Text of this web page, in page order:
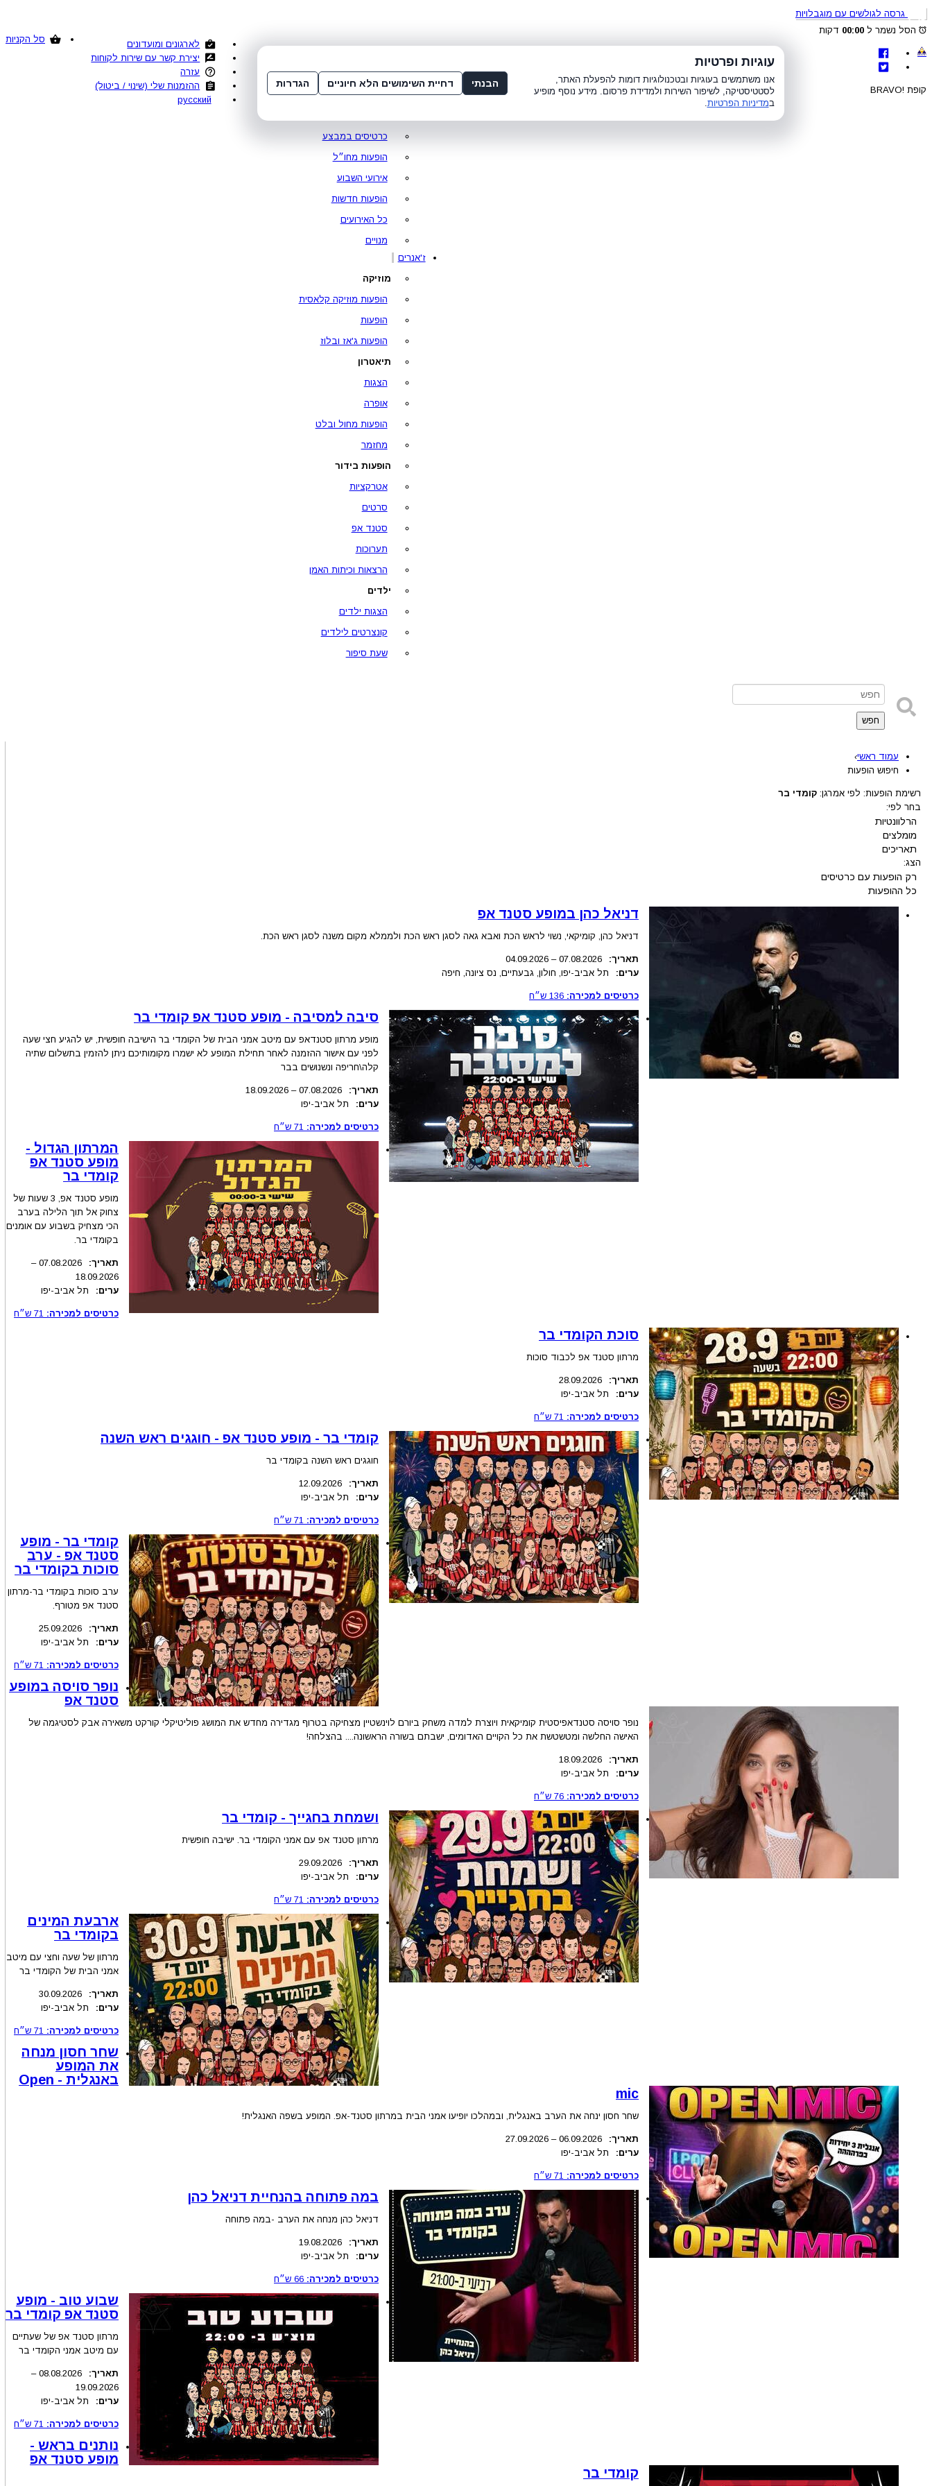
גרסה לגולשים עם מוגבלויות
סל הקניות
הסל נשמר ל 00:00 דקות
קופת !BRAVO
עמוד ראשי
סופר פרייס
כרטיסים במבצע
הופעות מחו״ל
אירועי השבוע
הופעות חדשות
כל האירועים
מנויים
ז'אנרים
מוזיקה
הופעות מוזיקה קלאסית
הופעות
הופעות ג'אז ובלוז
תיאטרון
הצגות
אופרה
הופעות מחול ובלט
מחזמר
הופעות בידור
אטרקציות
סרטים
סטנד אפ
תערוכות
הרצאות וכיתות האמן
ילדים
הצגות ילדים
קונצרטים לילדים
שעת סיפור
לארגונים ומועדונים
יצירת קשר עם שירות לקוחות
עזרה
ההזמנות שלי (שינוי / ביטול)
русский
חפש
עמוד ראשי›
חיפוש הופעות
רשימת הופעות: לפי אמרגן: קומדי בר
בחר לפי:
הרלוונטיות
מומלצים
תאריכים
הצג:
רק הופעות עם כרטיסים
כל ההופעות
דניאל כהן במופע סטנד אפ
דניאל כהן, קומיקאי, נשוי לראש הכת ואבא גאה לסגן ראש הכת ולממלא מקום משנה לסגן ראש הכת.
תאריך: 07.08.2026
–
04.09.2026
ערים:
תל אביב-יפו, חולון, גבעתיים, נס ציונה, חיפה
כרטיסים למכירה: 136 ש״ח
סיבה למסיבה - מופע סטנד אפ קומדי בר
מופע מרתון סטנדאפ עם מיטב אמני הבית של הקומדי בר הישיבה חופשית, יש להגיע חצי שעה
לפני עם אישור ההזמנה לאחר תחילת המופע לא ישמרו מקומותיכם ניתן להזמין בתשלום שתיה
קלה\חריפה ונשנושים בבר
תאריך: 07.08.2026
–
18.09.2026
ערים:
תל אביב-יפו
כרטיסים למכירה: 71 ש״ח
המרתון הגדול -
מופע סטנד אפ
קומדי בר
מופע סטנד אפ, 3 שעות של
צחוק אל תוך הלילה בערב
הכי מצחיק בשבוע עם אומנים
בקומדי בר.
תאריך: 07.08.2026
–
18.09.2026
ערים:
תל אביב-יפו
כרטיסים למכירה: 71 ש״ח
סוכת הקומדי בר
מרתון סטנד אפ לכבוד סוכות
תאריך:
28.09.2026
ערים:
תל אביב-יפו
כרטיסים למכירה: 71 ש״ח
קומדי בר - מופע סטנד אפ - חוגגים ראש השנה
חוגגים ראש השנה בקומדי בר
תאריך:
12.09.2026
ערים:
תל אביב-יפו
כרטיסים למכירה: 71 ש״ח
קומדי בר - מופע
סטנד אפ - ערב
סוכות בקומדי בר
ערב סוכות בקומדי בר-מרתון
סטנד אפ מטורף.
תאריך:
25.09.2026
ערים:
תל אביב-יפו
כרטיסים למכירה: 71 ש״ח
נופר סויסה במופע
סטנד אפ
נופר סויסה סטנדאפיסטית קומיקאית ויוצרת למדה משחק ביורם לוינשטיין מצחיקה בטרוף מגדירה מחדש את המושג פוליטיקלי קורקט משאירה אבק לסטיגמה של
האישה החלשה ומטשטשת את כל הקויים האדומים, ישבתם בשורה הראשונה.... בהצלחה!
תאריך:
18.09.2026
ערים:
תל אביב-יפו
כרטיסים למכירה: 76 ש״ח
ושמחת בחגייך - קומדי בר
מרתון סטנד אפ עם אמני הקומדי בר. ישיבה חופשית
תאריך:
29.09.2026
ערים:
תל אביב-יפו
כרטיסים למכירה: 71 ש״ח
ארבעת המינים
בקומדי בר
מרתון של שעה וחצי עם מיטב
אמני הבית של הקומדי בר
תאריך:
30.09.2026
ערים:
תל אביב-יפו
כרטיסים למכירה: 71 ש״ח
שחר חסון מנחה
את המופע
באנגלית - Open
mic
שחר חסון ינחה את הערב באנגלית, ובמהלכו יופיעו אמני הבית במרתון סטנד-אפ. המופע בשפה האנגלית!
תאריך: 06.09.2026
–
27.09.2026
ערים:
תל אביב-יפו
כרטיסים למכירה: 71 ש״ח
במה פתוחה בהנחיית דניאל כהן
דניאל כהן מנחה את הערב -במה פתוחה
תאריך:
19.08.2026
ערים:
תל אביב-יפו
כרטיסים למכירה: 66 ש״ח
שבוע טוב - מופע
סטנד אפ קומדי בר
מרתון סטנד אפ של שעתיים
עם מיטב אמני הקומדי בר
תאריך: 08.08.2026
–
19.09.2026
ערים:
תל אביב-יפו
כרטיסים למכירה: 71 ש״ח
נותנים בראש -
מופע סטנד אפ
קומדי בר
עוגיות ופרטיות
אנו משתמשים בעוגיות ובטכנולוגיות דומות להפעלת האתר,
לסטטיסטיקה, לשיפור השירות ולמדידת פרסום. מידע נוסף מופיע
במדיניות הפרטיות.
הבנתי דחיית השימושים הלא חיוניים הגדרות